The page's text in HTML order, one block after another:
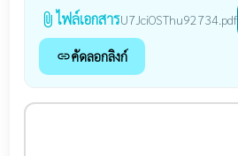
attach_file ไฟล์เอกสารU7JciOSThu92734.pdf
linkคัดลอกลิงก์